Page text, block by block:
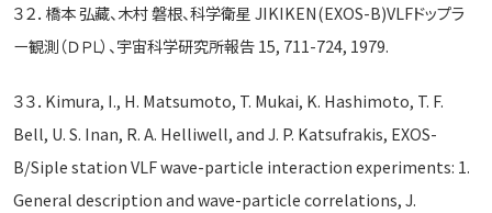
３２．橋本 弘藏、木村 磐根、科学衛星 JIKIKEN(EXOS-B)VLFドップラ
ー観測（ＤＰＬ）、宇宙科学研究所報告 15, 711-724, 1979.
３３．Kimura, I., H. Matsumoto, T. Mukai, K. Hashimoto, T. F.
Bell, U. S. Inan, R. A. Helliwell, and J. P. Katsufrakis, EXOS-
B/Siple station VLF wave-particle interaction experiments: 1.
General description and wave-particle correlations, J.